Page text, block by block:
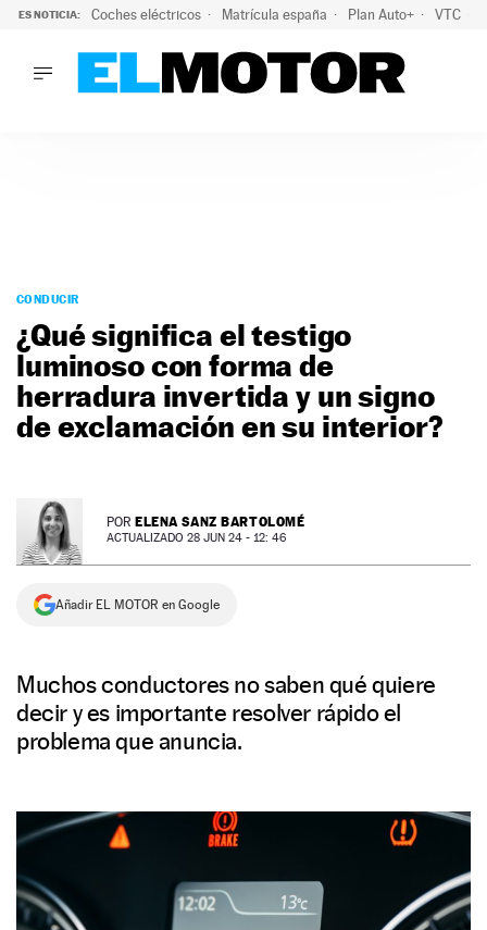
ES NOTICIA: Coches eléctricos Matrícula españa Plan Auto+ VTC
PODCAST
MOTOS
TECNOLOGÍA
SUPERCOCHES
MOTORTV
NEWSLETTER
CONDUCIR
¿Qué significa el testigo
luminoso con forma de
herradura invertida y un signo
de exclamación en su interior?
POR ELENA SANZ BARTOLOMÉ
ACTUALIZADO 28 JUN 24 - 12: 46
Añadir EL MOTOR en Google
Muchos conductores no saben qué quiere
decir y es importante resolver rápido el
problema que anuncia.